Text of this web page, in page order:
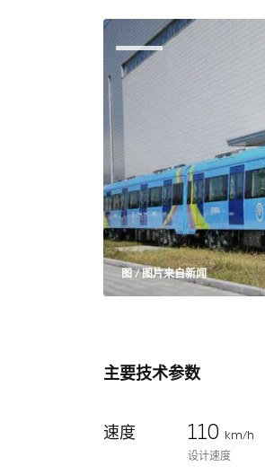
图 / 图片来自新闻
主要技术参数
速度 110 km/h
设计速度